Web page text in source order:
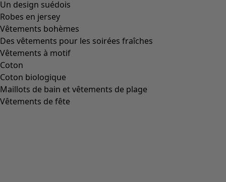
Un design suédois
Robes en jersey
Vêtements bohèmes
Des vêtements pour les soirées fraîches
Vêtements à motif
Coton
Coton biologique
Maillots de bain et vêtements de plage
Vêtements de fête